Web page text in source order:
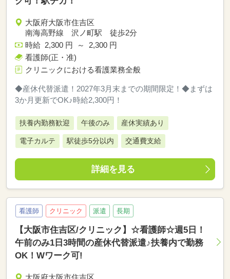
大阪府大阪市住吉区
南海高野線 沢ノ町駅 徒歩2分
時給 2,300 円 ～ 2,300 円
看護師(正・准)
クリニックにおける看護業務全般
◆産休代替派遣！2027年3月末までの期間限定！◆まずは
3か月更新でOK♪時給2,300円！
扶養内勤務歓迎 午後のみ 産休実績あり
電子カルテ 駅徒歩5分以内 交通費支給
詳細を見る
看護師 クリニック 派遣 長期
【大阪市住吉区/クリニック】☆看護師☆週5日！
午前のみ1日3時間の産休代替派遣♪扶養内で勤務
OK！Wワーク可!